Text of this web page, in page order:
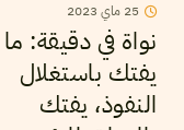
25 ماي 2023
نواة في دقيقة: ما
يفتك باستغلال
النفوذ، يفتك